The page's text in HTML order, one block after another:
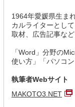
1964年愛媛県生ま
カルライターとし
取材、広告記事な
「Word」分野の
使い方」「パソコ
執筆者Webサイト
MAKOTO3.NET